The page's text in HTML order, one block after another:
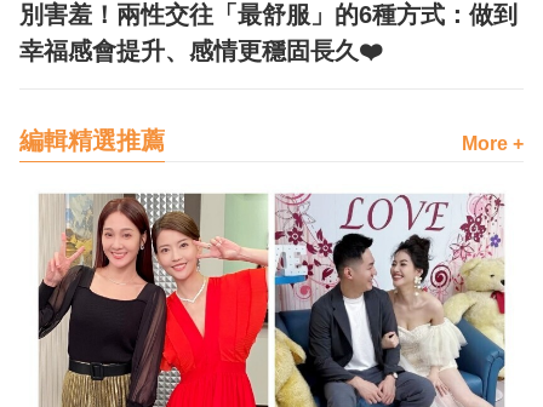
別害羞！兩性交往「最舒服」的6種方式：做到
幸福感會提升、感情更穩固長久❤️
編輯精選推薦 More +